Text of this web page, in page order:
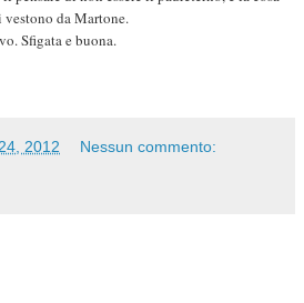
da Martone.
Sfigata e buona.
2012 Nessun commento: